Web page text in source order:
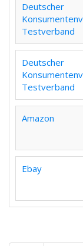
Deutscher
Testverband
Deutscher
Testverband
Amazon
Ebay